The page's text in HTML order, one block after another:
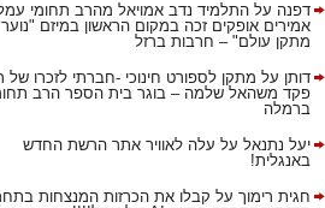
דפנה על התלמיד נדב אמויאל מהרב תחומי
אמירים אופקים זכה במקום הראשון במיזם "נוער
מתקן עולם" – חרבות ברזל
דותן על מתקן לספורט חינוכי -חברתי לזכרו של
פקד משהאל שלמה – בוגר בית הספר הרב
ברמלה
יעל נתנאל על עלה לאוויר אתר הרשת החדש
באנגלית!
חגית רימוך על קבלו את הכרזות המנצחות